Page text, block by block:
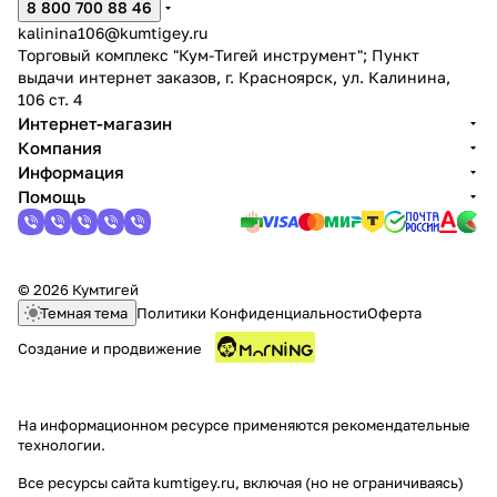
8 800 700 88 46
kalinina106@kumtigey.ru
Торговый комплекс "Кум-Тигей инструмент"; Пункт
выдачи интернет заказов, г. Красноярск, ул. Калинина,
106 ст. 4
Интернет-магазин
Компания
Информация
Помощь
© 2026 Кумтигей
Темная тема Политики КонфиденциальностиОферта
Создание и продвижение
На информационном ресурсе применяются рекомендательные
технологии.
Все ресурсы сайта kumtigey.ru, включая (но не ограничиваясь)